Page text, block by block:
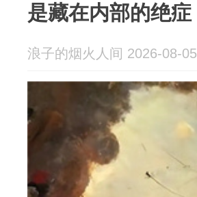
是藏在内部的绝症
浪子的烟火人间 2026-08-05